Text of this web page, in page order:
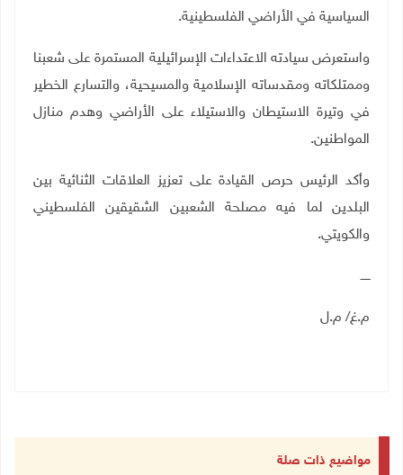
السياسية في الأراضي الفلسطينية.
واستعرض سيادته الاعتداءات الإسرائيلية المستمرة على شعبنا
وممتلكاته ومقدساته الإسلامية والمسيحية، والتسارع الخطير
في وتيرة الاستيطان والاستيلاء على الأراضي وهدم منازل
المواطنين.
وأكد الرئيس حرص القيادة على تعزيز العلاقات الثنائية بين
البلدين لما فيه مصلحة الشعبين الشقيقين الفلسطيني
والكويتي.
ـــــ
م.غ/ م.ل
مواضيع ذات صلة